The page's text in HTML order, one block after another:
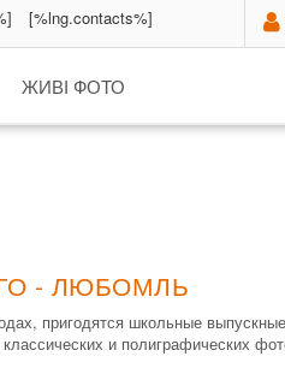
[%lng.contacts%]
ЖИВІ ФОТО
- ЛЮБОМЛЬ
пригодятся школьные
и полиграфических